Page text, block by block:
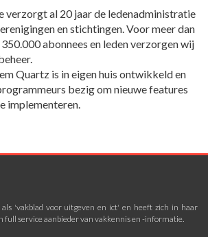
verzorgt al 20 jaar de ledenadministratie
en stichtingen. Voor meer dan
abonnees en leden verzorgen wij
Quartz is in eigen huis ontwikkeld en
bezig om nieuwe features
implementeren.
'vakblad voor uitgeven en ict' en heeft zich in haar
full service aanbieder van vakkennis en -informatie.